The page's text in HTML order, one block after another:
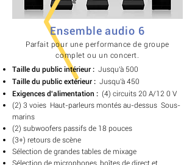
Ensemble audio 6
Parfait pour une performance de groupe
complet ou un concert.
Taille du public intérieur : Jusqu'à 500
Taille du public extérieur : Jusqu'à 450
Exigences d'alimentation : (4) circuits 20 A/12 0 V
(2) 3 voies Haut-parleurs montés au-dessus Sous-
marins
(2) subwoofers passifs de 18 pouces
(3+) retours de scène
Sélection de grandes tables de mixage
Sélection de microphones, boîtes de direct et